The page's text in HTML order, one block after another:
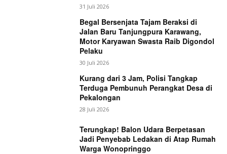
31 Juli 2026
Begal Bersenjata Tajam Beraksi di
Jalan Baru Tanjungpura Karawang,
Motor Karyawan Swasta Raib Digondol
Pelaku
30 Juli 2026
Kurang dari 3 Jam, Polisi Tangkap
Terduga Pembunuh Perangkat Desa di
Pekalongan
28 Juli 2026
Terungkap! Balon Udara Berpetasan
Jadi Penyebab Ledakan di Atap Rumah
Warga Wonopringgo